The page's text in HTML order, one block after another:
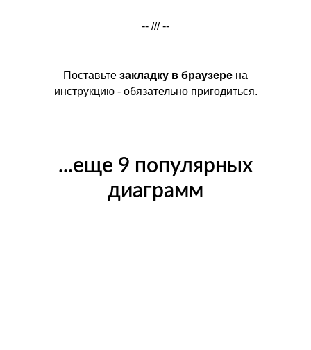
-- /// --
Поставьте закладку в браузере на
инструкцию - обязательно пригодиться.
...еще 9 популярных
диаграмм